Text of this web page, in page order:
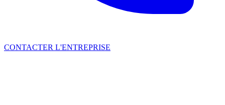
CONTACTER L'ENTREPRISE